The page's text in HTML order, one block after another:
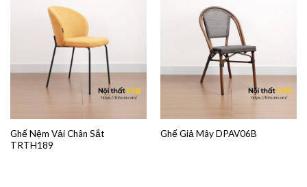
Ghế Nệm Vải Chân Sắt
TRTH189
Ghế Giả Mây DPAV06B